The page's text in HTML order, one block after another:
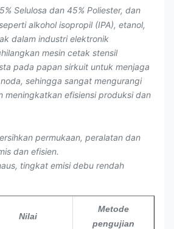
Selulosa dan 45% Poliester, dan
alkohol isopropil (IPA), etanol,
dalam industri elektronik
mesin cetak stensil
pada papan sirkuit untuk menjaga
sehingga sangat mengurangi
meningkatkan efisiensi produksi dan
permukaan, peralatan dan
dan efisien.
tingkat emisi debu rendah
Nilai
Metode
pengujian